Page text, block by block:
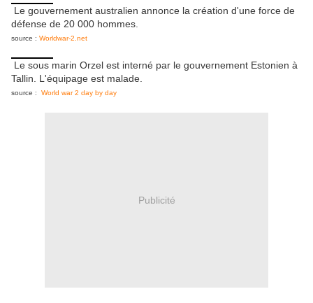
Le gouvernement australien annonce la création d'une force de
défense de 20 000 hommes.
source : Worldwar-2.net
Le sous marin Orzel est interné par le gouvernement Estonien à
Tallin. L'équipage est malade.
source : World war 2 day by day
Publicité